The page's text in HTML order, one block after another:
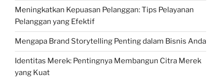
Meningkatkan Kepuasan Pelanggan: Tips Pelayanan
Pelanggan yang Efektif
Mengapa Brand Storytelling Penting dalam Bisnis Anda
Identitas Merek: Pentingnya Membangun Citra Merek
yang Kuat